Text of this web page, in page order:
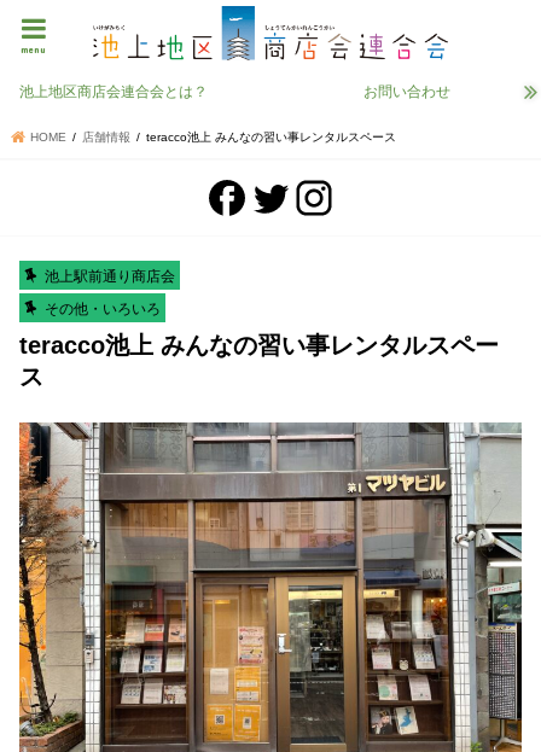
menu
池上地区商店会連合会とは？ お問い合わせ
HOME 店舗情報 teracco池上 みんなの習い事レンタルスペース
池上駅前通り商店会
その他・いろいろ
teracco池上 みんなの習い事レンタルスペー
ス